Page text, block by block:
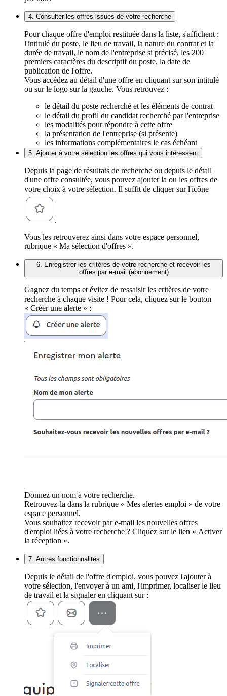
4. Consulter les offres issues de votre recherche
Pour chaque offre d'emploi restituée dans la liste, s'affichent :
l'intitulé du poste, le lieu de travail, la nature du contrat et la
durée de travail, le nom de l'entreprise si précisé, les 200
premiers caractères du descriptif du poste, la date de
publication de l'offre.
Vous accédez au détail d'une offre en cliquant sur son intitulé
ou sur le logo sur la gauche. Vous retrouvez :
le détail du poste recherché et les éléments de contrat
le détail du profil du candidat recherché par l'entreprise
les modalités pour répondre à cette offre
la présentation de l'entreprise (si présente)
les informations complémentaires le cas échéant
5. Ajouter à votre sélection les offres qui vous intéressent
Depuis la page de résultats de recherche ou depuis le détail
d'une offre consultée, vous pouvez ajouter la ou les offres de
votre choix à votre sélection. Il suffit de cliquer sur l'icône
.
Vous les retrouverez ainsi dans votre espace personnel,
rubrique « Ma sélection d'offres ».
6. Enregistrer les critères de votre recherche et recevoir les
offres par e-mail (abonnement)
Gagnez du temps et évitez de ressaisir les critères de votre
recherche à chaque visite ! Pour cela, cliquez sur le bouton
« Créer une alerte » :
Donnez un nom à votre recherche.
Retrouvez-la dans la rubrique « Mes alertes emploi » de votre
espace personnel.
Vous souhaitez recevoir par e-mail les nouvelles offres
d'emploi liées à votre recherche ? Cliquez sur le lien « Activer
la réception ».
7. Autres fonctionnalités
Depuis le détail de l'offre d'emploi, vous pouvez l'ajouter à
votre sélection, l'envoyer à un ami, l'imprimer, localiser le lieu
de travail et la signaler en cliquant sur :